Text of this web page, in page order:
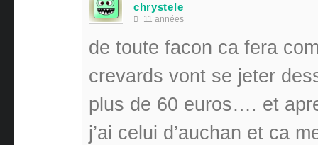
chrystele
11 années
de toute facon ca fera
crevards vont se jeter
plus de 60 euros…. et
j’ai celui d’auchan et ca